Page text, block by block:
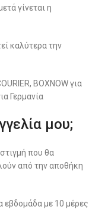
γίνεται η
καλύτερα την
BOXNOW για
Γερμανία
μου;
που θα
από την αποθήκη
εβδομάδα με 10 μέρες